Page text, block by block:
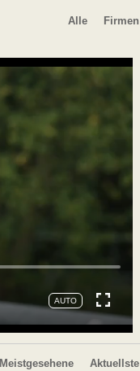
Firmen
Alle
Aktuellste
Meistgesehene